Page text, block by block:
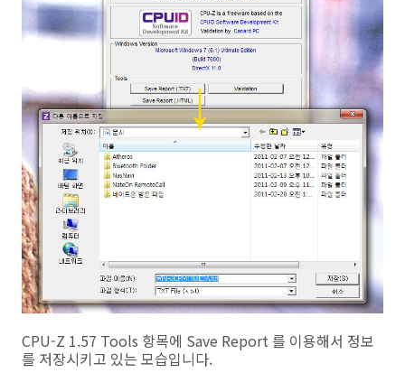
CPU-Z 1.57 Tools 항목에 Save Report 를 이용해서 정보
를 저장시키고 있는 모습입니다.